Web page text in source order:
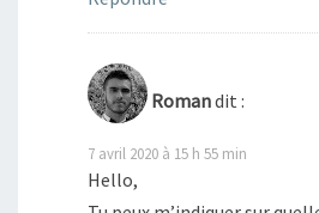
Romandit :
7 avril 2020 à 15 h 55 min
Hello,